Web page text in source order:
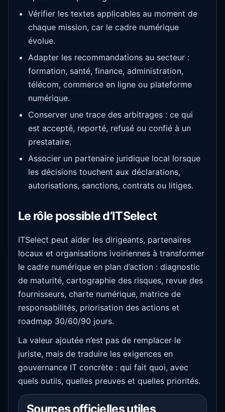
Vérifier les textes applicables au moment de
chaque mission, car le cadre numérique
évolue.
Adapter les recommandations au secteur :
formation, santé, finance, administration,
télécom, commerce en ligne ou plateforme
numérique.
Conserver une trace des arbitrages : ce qui
est accepté, reporté, refusé ou confié à un
prestataire.
Associer un partenaire juridique local lorsque
les décisions touchent aux déclarations,
autorisations, sanctions, contrats ou litiges.
Le rôle possible d’ITSelect
ITSelect peut aider les dirigeants, partenaires
locaux et organisations ivoiriennes à transformer
le cadre numérique en plan d’action : diagnostic
de maturité, cartographie des risques, revue des
fournisseurs, charte numérique, matrice de
responsabilités, priorisation des actions et
roadmap 30/60/90 jours.
La valeur ajoutée n’est pas de remplacer le
juriste, mais de traduire les exigences en
gouvernance IT concrète : qui fait quoi, avec
quels outils, quelles preuves et quelles priorités.
Sources officielles utiles